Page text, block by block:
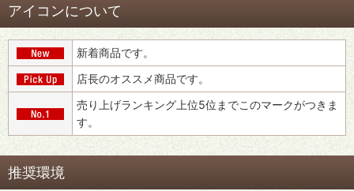
アイコンについて
新着商品です。
店長のオススメ商品です。
売り上げランキング上位5位までこのマークがつきま
す。
推奨環境